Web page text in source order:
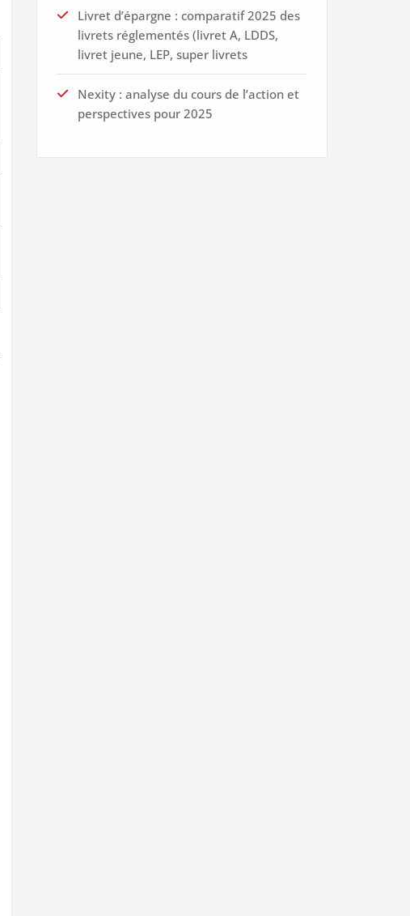
Livret d’épargne : comparatif 2025 des
livrets réglementés (livret A, LDDS,
livret jeune, LEP, super livrets
Nexity : analyse du cours de l’action et
perspectives pour 2025